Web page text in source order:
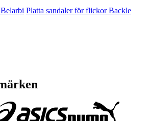
Platta sandaler för flickor Backle